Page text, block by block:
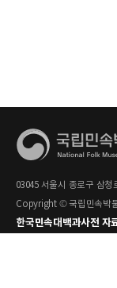
03045 서울시 종로구 삼청
Copyright © 국립민속박
한국민속대백과사전 자